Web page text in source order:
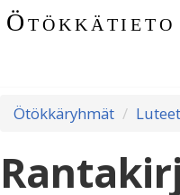
Ötökkätieto
Ötökkäryhmät Luteet